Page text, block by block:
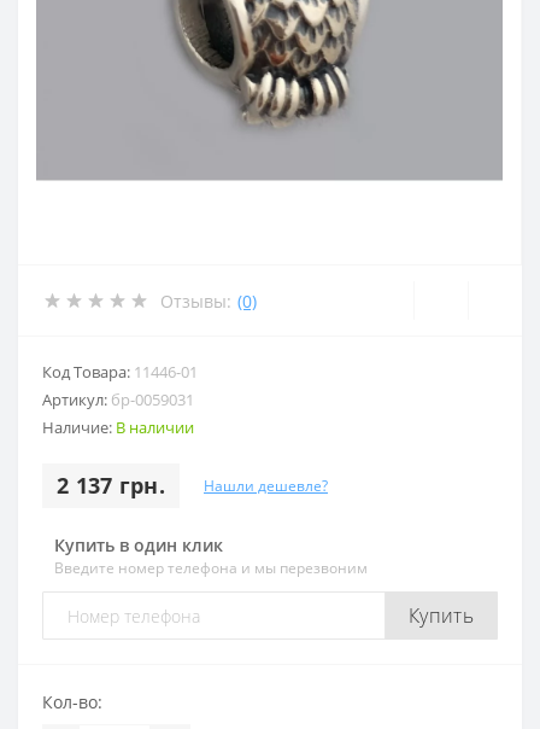
Отзывы: (0)
Код Товара: 11446-01
Артикул: бр-0059031
Наличие: В наличии
2 137 грн. Нашли дешевле?
Купить в один клик
Введите номер телефона и мы перезвоним
Купить
Кол-во: